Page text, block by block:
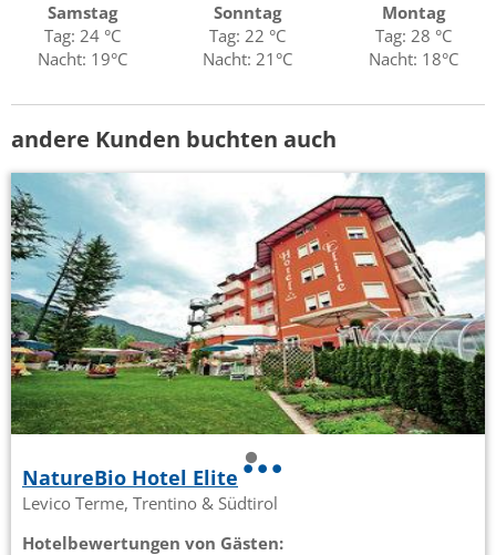
Samstag
Tag: 24 °C
Nacht: 19°C
Sonntag
Tag: 22 °C
Nacht: 21°C
Montag
Tag: 28 °C
Nacht: 18°C
andere Kunden buchten auch
NatureBio Hotel Elite
Levico Terme, Trentino & Südtirol
Hotelbewertungen von Gästen: